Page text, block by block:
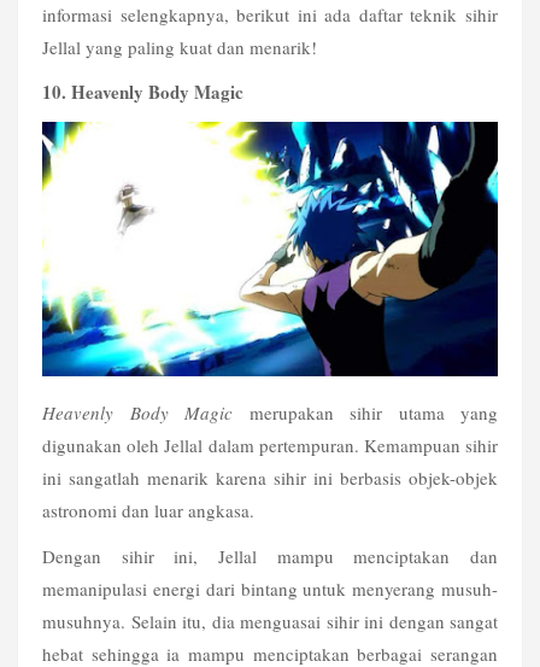
informasi selengkapnya, berikut ini ada daftar teknik sihir
Jellal yang paling kuat dan menarik!
10. Heavenly Body Magic
Heavenly Body Magic merupakan sihir utama yang
digunakan oleh Jellal dalam pertempuran. Kemampuan sihir
ini sangatlah menarik karena sihir ini berbasis objek-objek
astronomi dan luar angkasa.
Dengan sihir ini, Jellal mampu menciptakan dan
memanipulasi energi dari bintang untuk menyerang musuh-
musuhnya. Selain itu, dia menguasai sihir ini dengan sangat
hebat sehingga ia mampu menciptakan berbagai serangan